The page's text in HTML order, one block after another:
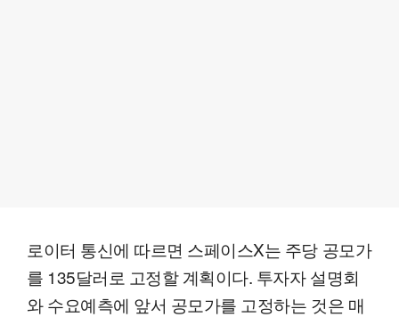
로이터 통신에 따르면 스페이스X는 주당 공모가
를 135달러로 고정할 계획이다. 투자자 설명회
와 수요예측에 앞서 공모가를 고정하는 것은 매